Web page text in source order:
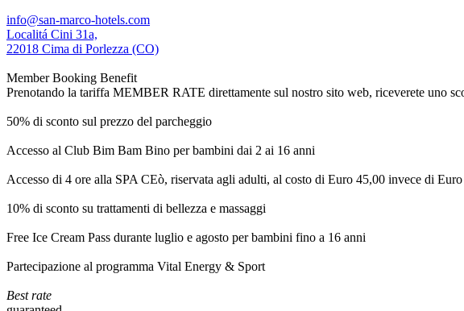
info@san-marco-hotels.com
Localitá Cini 31a,
22018 Cima di Porlezza (CO)
Member Booking Benefit
Prenotando la tariffa MEMBER RATE direttamente sul nostro sito web, riceverete uno
50% di sconto sul prezzo del parcheggio
Accesso al Club Bim Bam Bino per bambini dai 2 ai 16 anni
Accesso di 4 ore alla SPA CEò, riservata agli adulti, al costo di Euro 45,00 invece di
10% di sconto su trattamenti di bellezza e massaggi
Free Ice Cream Pass durante luglio e agosto per bambini fino a 16 anni
Partecipazione al programma Vital Energy & Sport
Best rate